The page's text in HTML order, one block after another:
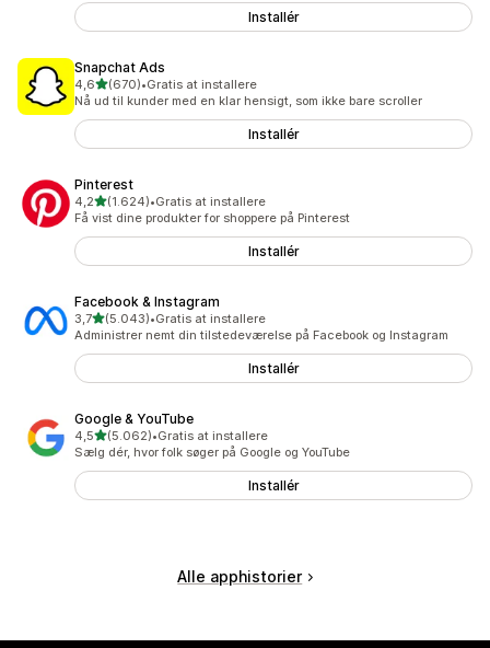
Installér
Snapchat Ads
4,6ud af 5 stjerner
(670)
670 anmeldelser i alt
•Gratis at installere
Nå ud til kunder med en klar hensigt, som ikke bare scroller
Installér
Pinterest
4,2ud af 5 stjerner
(1.624)
1624 anmeldelser i alt
•Gratis at installere
Få vist dine produkter for shoppere på Pinterest
Installér
Facebook & Instagram
3,7ud af 5 stjerner
(5.043)
5043 anmeldelser i alt
•Gratis at installere
Administrer nemt din tilstedeværelse på Facebook og Instagram
Installér
Google & YouTube
4,5ud af 5 stjerner
(5.062)
5062 anmeldelser i alt
•Gratis at installere
Sælg dér, hvor folk søger på Google og YouTube
Installér
Alle apphistorier